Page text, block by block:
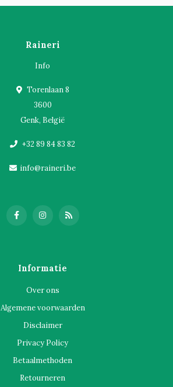
Raineri
Info
Torenlaan 8
3600
Genk, België
+32 89 84 83 82
info@raineri.be
Informatie
Over ons
Algemene voorwaarden
Disclaimer
Privacy Policy
Betaalmethoden
Retourneren